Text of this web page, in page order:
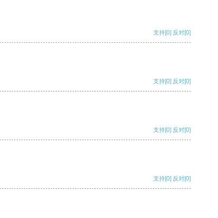
支持[0] 反对[0]
支持[0] 反对[0]
支持[0] 反对[0]
支持[0] 反对[0]